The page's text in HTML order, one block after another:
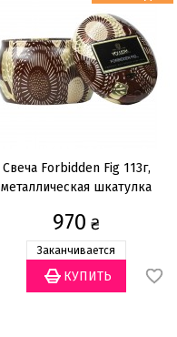
Свеча Forbidden Fig 113г,
металлическая шкатулка
970 ₴
Заканчивается